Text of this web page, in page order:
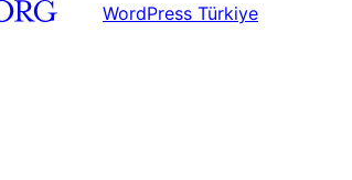
WordPress Türkiye